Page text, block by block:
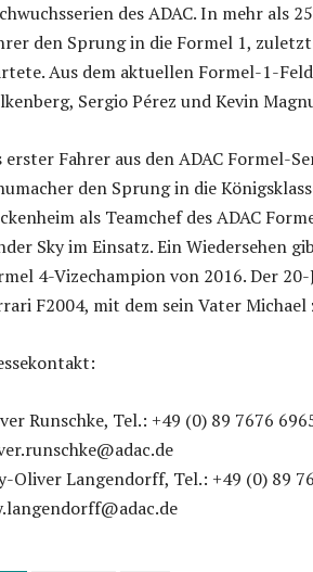
des ADAC. In mehr als
den Sprung in die Formel 1,
Aus dem aktuellen Formel-1-
Sergio Pérez und Kevin
erster Fahrer aus den ADAC Formel-
den Sprung in die
als Teamchef des ADAC
Sky im Einsatz. Ein Wiedersehen
4-Vizechampion von 2016. Der
F2004, mit dem sein Vater
Runschke, Tel.: +49 (0) 89 7676
Oliver Langendorff, Tel.: +49 (0) 89